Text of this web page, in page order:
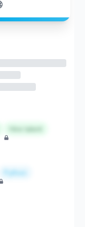
Hire talent
Python